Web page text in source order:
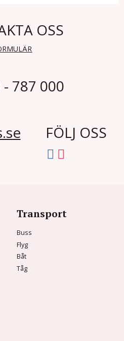
OSS
787 000
FÖLJ OSS
Transport
Buss
Flyg
Båt
Tåg